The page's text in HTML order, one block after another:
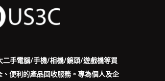
二手電腦/手機/相機/鏡頭/遊戲機等買
便利的產品回收服務。專為個人及企